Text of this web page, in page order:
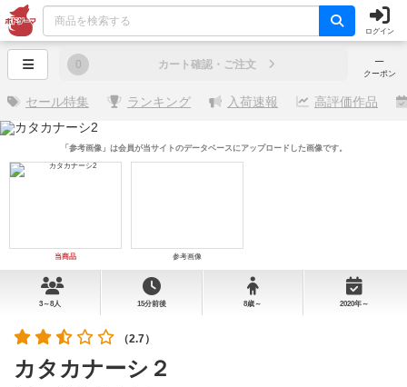
ログイン
─
クーポン
0 カート確認・ご注文
セール特集 ランキング 入荷速報 高評価作品
当商品 参考画像
「参考画像」は会員が当サイトのデータベースにアップロードした画像です。
3～8人 15分前後 8歳～ 2020年～
（2.7）
カタカナーシ２